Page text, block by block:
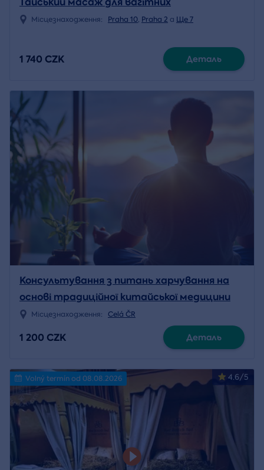
Місцезнаходження: Praha 10, Praha 2 a Ще 7
1 740 CZK Деталь
Консультування з питань харчування на
основі традиційної китайської медицини
Місцезнаходження: Celá ČR
1 200 CZK Деталь
4.6/5
Volný termín od 08.08.2026